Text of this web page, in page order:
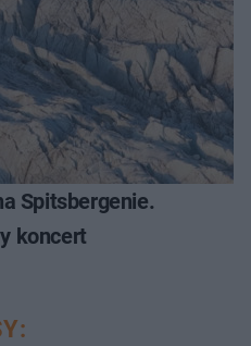
Spitsbergenie.
koncert